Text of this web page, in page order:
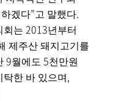
겠다”고 말했다.
회는 2013년부터
제주산 돼지고기를
9월에도 5천만원
한 바 있으며 ,